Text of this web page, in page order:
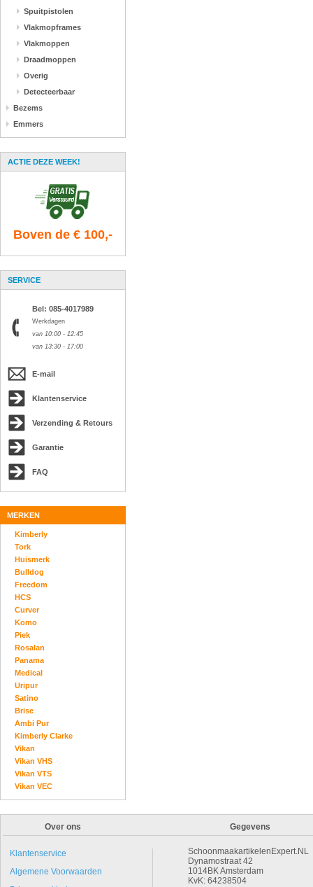
Spuitpistolen
Vlakmopframes
Vlakmoppen
Draadmoppen
Overig
Detecteerbaar
Bezems
Emmers
ACTIE DEZE WEEK!
Boven de € 100,-
SERVICE
Bel: 085-4017989
Werkdagen
van 10:00 - 12:45
van 13:30 - 17:00
E-mail
Klantenservice
Verzending & Retours
Garantie
FAQ
MERKEN
Kimberly
Tork
Huismerk
Bulldog
Freedom
HCS
Curver
Komo
Piek
Rosalan
Panama
Medical
Uripur
Satino
Brise
Ambi Pur
Kimberly Clarke
Vikan
Vikan VHS
Vikan VTS
Vikan VEC
Over ons Gegevens
Klantenservice
Algemene Voorwaarden
SchoonmaakartikelenExpert.NL
Dynamostraat 42
1014BK Amsterdam
KvK: 64238504